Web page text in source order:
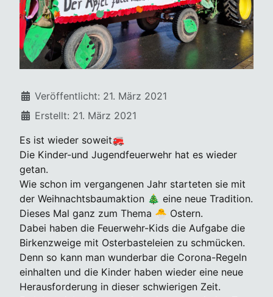
Details
Veröffentlicht: 21. März 2021
Erstellt: 21. März 2021
Es ist wieder soweit🚒
Die Kinder-und Jugendfeuerwehr hat es wieder
getan.
Wie schon im vergangenen Jahr starteten sie mit
der Weihnachtsbaumaktion 🎄 eine neue Tradition.
Dieses Mal ganz zum Thema 🐣 Ostern.
Dabei haben die Feuerwehr-Kids die Aufgabe die
Birkenzweige mit Osterbasteleien zu schmücken.
Denn so kann man wunderbar die Corona-Regeln
einhalten und die Kinder haben wieder eine neue
Herausforderung in dieser schwierigen Zeit.